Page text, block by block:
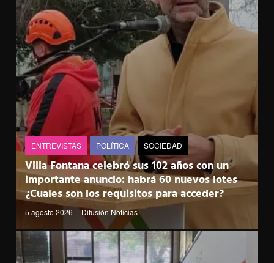
ENTREVISTAS POLÍTICA SOCIEDAD
Villa Fontana celebró sus 102 años con un
importante anuncio: habrá 60 nuevos lotes
¿Cuales son los requisitos para acceder?
5 agosto 2026 Difusión Noticias